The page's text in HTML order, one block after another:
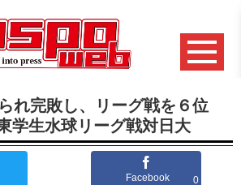
れ完敗し、リーグ戦を６位
学生水球リーグ戦対日大
Facebook 0